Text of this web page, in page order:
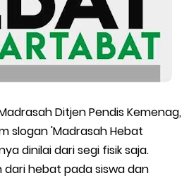
Ditjen Pendis Kemenag,
slogan 'Madrasah Hebat
dinilai dari segi fisik saja.
hebat pada siswa dan